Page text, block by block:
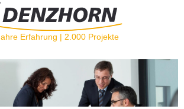
Erfahrung | 2.000 Projekte